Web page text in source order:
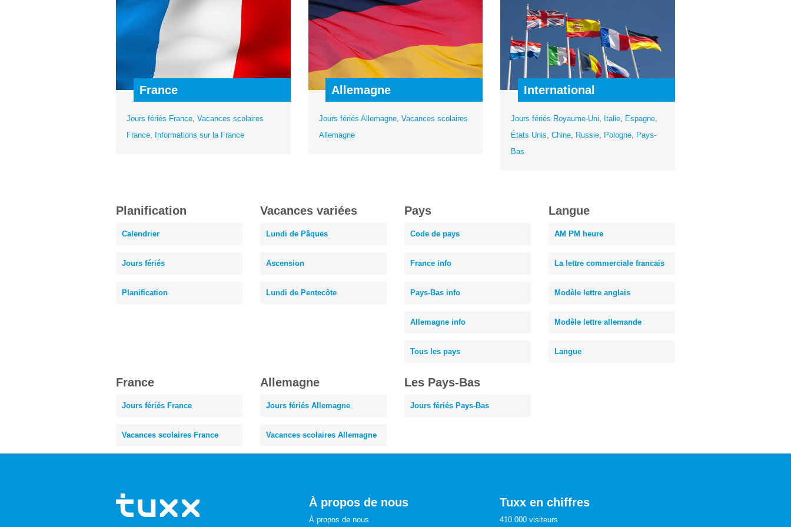
France
Jours fériés France, Vacances scolaires
France, Informations sur la France
Allemagne
Jours fériés Allemagne, Vacances scolaires
Allemagne
International
Jours fériés Royaume-Uni, Italie, Espagne,
États Unis,Chine, Russie, Pologne, Pays-
Bas
Planification
Calendrier
Jours fériés
Planification
Vacances variées
Lundi de Pâques
Ascension
Lundi de Pentecôte
Pays
Code de pays
France info
Pays-Bas info
Allemagne info
Tous les pays
Langue
AM PM heure
La lettre commerciale francais
Modèle lettre anglais
Modèle lettre allemande
Langue
France
Jours fériés France
Vacances scolaires France
Allemagne
Jours fériés Allemagne
Vacances scolaires Allemagne
Les Pays-Bas
Jours fériés Pays-Bas
À propos de nous
À propos de nous
Tuxx en chiffres
410.000 visiteurs